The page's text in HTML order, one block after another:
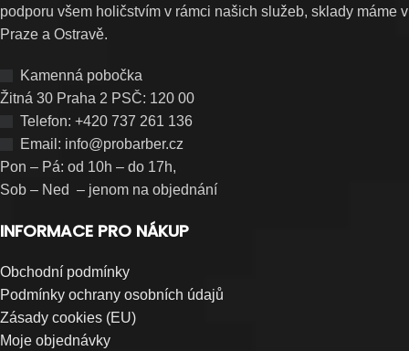
podporu všem holičstvím v rámci našich služeb, sklady máme v
Praze a Ostravě.
Kamenná pobočka
Žitná 30 Praha 2 PSČ: 120 00
Telefon: +420 737 261 136
Email: info@probarber.cz
Pon – Pá: od 10h – do 17h,
Sob – Ned – jenom na objednání
INFORMACE PRO NÁKUP
Obchodní podmínky
Podmínky ochrany osobních údajů
Zásady cookies (EU)
Moje objednávky